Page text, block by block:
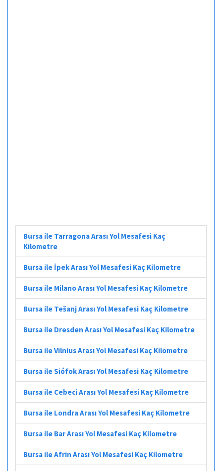
Bursa ile Tarragona Arası Yol Mesafesi Kaç
Kilometre
Bursa ile İpek Arası Yol Mesafesi Kaç Kilometre
Bursa ile Milano Arası Yol Mesafesi Kaç Kilometre
Bursa ile Tešanj Arası Yol Mesafesi Kaç Kilometre
Bursa ile Dresden Arası Yol Mesafesi Kaç Kilometre
Bursa ile Vilnius Arası Yol Mesafesi Kaç Kilometre
Bursa ile Siófok Arası Yol Mesafesi Kaç Kilometre
Bursa ile Cebeci Arası Yol Mesafesi Kaç Kilometre
Bursa ile Londra Arası Yol Mesafesi Kaç Kilometre
Bursa ile Bar Arası Yol Mesafesi Kaç Kilometre
Bursa ile Afrin Arası Yol Mesafesi Kaç Kilometre